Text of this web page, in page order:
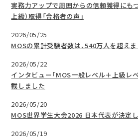
実務力アップで周囲からの信頼獲得にも
上級）取得「合格者の声」
2026/05/25
MOSの累計受験者数は、540万人を超えま
2026/05/22
インタビュー「MOS一般レベル＋上級レ
載しました
2026/05/20
MOS世界学生大会2026 日本代表が決定
2026/05/19